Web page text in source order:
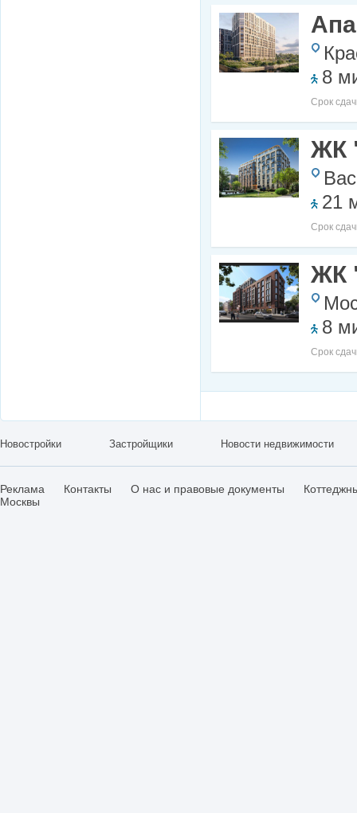
8
Срок
ЖК
21
Срок
ЖК
8
Срок
Новостройки Застройщики Новости недвижимости
Реклама Контакты О нас и правовые документы
Москвы